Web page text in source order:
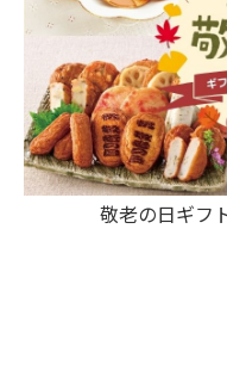
敬老の日ギフ